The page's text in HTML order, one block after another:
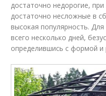
достаточно недорогие,
достаточно несложные в
высокая популярность.
всего несколько дней,
определившись с формой и